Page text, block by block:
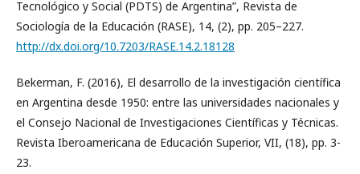
Tecnológico y Social (PDTS) de Argentina”, Revista de
Sociología de la Educación (RASE), 14, (2), pp. 205–227.
http://dx.doi.org/10.7203/RASE.14.2.18128
Bekerman, F. (2016), El desarrollo de la investigación científica
en Argentina desde 1950: entre las universidades nacionales y
el Consejo Nacional de Investigaciones Científicas y Técnicas.
Revista Iberoamericana de Educación Superior, VII, (18), pp. 3-
23.